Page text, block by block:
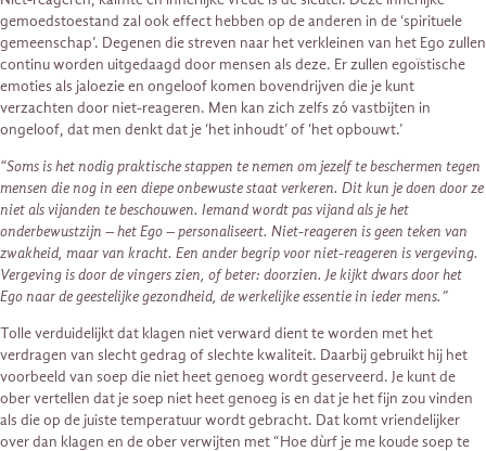
gemoedstoestand zal ook effect hebben op de anderen in de ‘spirituele
gemeenschap’. Degenen die streven naar het verkleinen van het Ego zullen
continu worden uitgedaagd door mensen als deze. Er zullen egoïstische
emoties als jaloezie en ongeloof komen bovendrijven die je kunt
verzachten door niet-reageren. Men kan zich zelfs zó vastbijten in
ongeloof, dat men denkt dat je ‘het inhoudt’ of ‘het opbouwt.’
“Soms is het nodig praktische stappen te nemen om jezelf te beschermen tegen
mensen die nog in een diepe onbewuste staat verkeren. Dit kun je doen door ze
niet als vijanden te beschouwen. Iemand wordt pas vijand als je het
onderbewustzijn – het Ego – personaliseert. Niet-reageren is geen teken van
zwakheid, maar van kracht. Een ander begrip voor niet-reageren is vergeving.
Vergeving is door de vingers zien, of beter: doorzien. Je kijkt dwars door het
Ego naar de geestelijke gezondheid, de werkelijke essentie in ieder mens.”
Tolle verduidelijkt dat klagen niet verward dient te worden met het
verdragen van slecht gedrag of slechte kwaliteit. Daarbij gebruikt hij het
voorbeeld van soep die niet heet genoeg wordt geserveerd. Je kunt de
ober vertellen dat je soep niet heet genoeg is en dat je het fijn zou vinden
als die op de juiste temperatuur wordt gebracht. Dat komt vriendelijker
over dan klagen en de ober verwijten met “Hoe dùrf je me koude soep te